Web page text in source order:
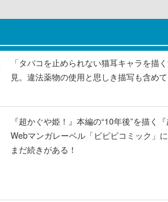
「タバコを止められない猫耳キャラを描
見。違法薬物の使用と思しき描写も含め
『超かぐや姫！』本編の“10年後”を描く
Webマンガレーベル「ビビビコミック」
まだ続きがある！